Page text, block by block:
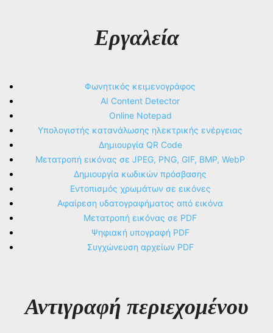
Εργαλεία
Φωνητικός κειμενογράφος
AI Content Detector
Online Notepad
Υπολογιστής κατανάλωσης ηλεκτρικής ενέργειας
Δημιουργία QR Code
Μετατροπή εικόνας σε JPEG, PNG, GIF, BMP, WebP
Δημιουργία κωδικών πρόσβασης
Εντοπισμός χρωμάτων σε εικόνες
Αφαίρεση υδατογραφήματος από εικόνα
Μετατροπή εικόνας σε PDF
Ψηφιακή υπογραφή PDF
Συγχώνευση αρχείων PDF
Αντιγραφή περιεχομένου